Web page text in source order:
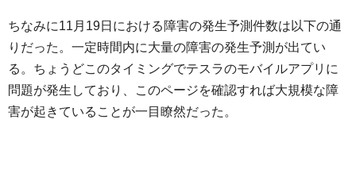
ちなみに11月19日における障害の発生予測件数は以下の通
りだった。一定時間内に大量の障害の発生予測が出てい
る。ちょうどこのタイミングでテスラのモバイルアプリに
問題が発生しており、このページを確認すれば大規模な障
害が起きていることが一目瞭然だった。